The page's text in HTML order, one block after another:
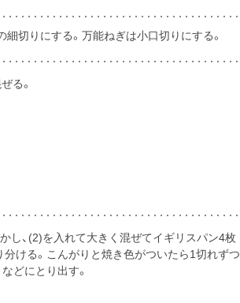
切りにする。万能ねぎは小口切りにする。
る。
し、(2)を入れて大きく混ぜてイギリスパン4枚
ける。こんがりと焼き色がついたら1切れずつ
どにとり出す。